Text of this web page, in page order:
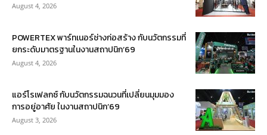
August 4, 2026
POWERTEX พาร์ทเนอร์ช่างก่อสร้าง กับนวัตกรรมที่
ยกระดับมาตรฐานในงานสถาปนิก’69
August 4, 2026
แอร์โรเฟลกซ์ กับนวัตกรรมฉนวนที่เปลี่ยนมุมมอง
การอยู่อาศัย ในงานสถาปนิก’69
August 3, 2026